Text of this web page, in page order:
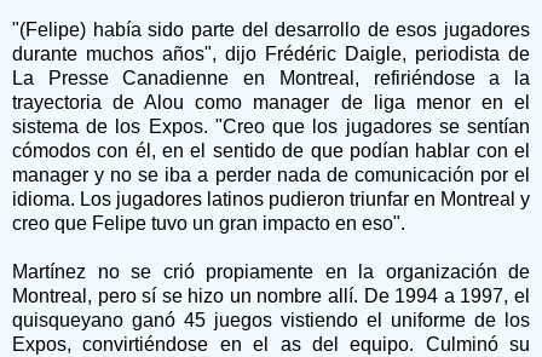
"(Felipe) había sido parte del desarrollo de esos jugadores
durante muchos años", dijo Frédéric Daigle, periodista de
La Presse Canadienne en Montreal, refiriéndose a la
trayectoria de Alou como manager de liga menor en el
sistema de los Expos. "Creo que los jugadores se sentían
cómodos con él, en el sentido de que podían hablar con el
manager y no se iba a perder nada de comunicación por el
idioma. Los jugadores latinos pudieron triunfar en Montreal y
creo que Felipe tuvo un gran impacto en eso".
Martínez no se crió propiamente en la organización de
Montreal, pero sí se hizo un nombre allí. De 1994 a 1997, el
quisqueyano ganó 45 juegos vistiendo el uniforme de los
Expos, convirtiéndose en el as del equipo. Culminó su